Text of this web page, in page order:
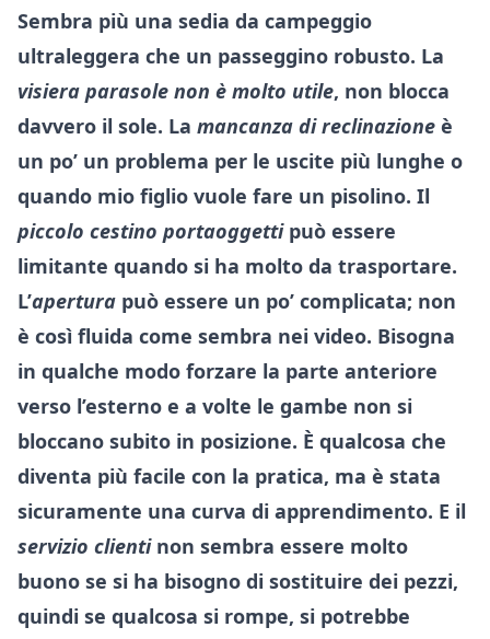
Sembra più una sedia da campeggio
ultraleggera che un passeggino robusto. La
visiera parasole non è molto utile, non blocca
davvero il sole. La mancanza di reclinazione è
un po’ un problema per le uscite più lunghe o
quando mio figlio vuole fare un pisolino. Il
piccolo cestino portaoggettipuò essere
limitante quando si ha molto da trasportare.
L’apertura può essere un po’ complicata; non
è così fluida come sembra nei video. Bisogna
in qualche modo forzare la parte anteriore
verso l’esterno e a volte le gambe non si
bloccano subito in posizione. È qualcosa che
diventa più facile con la pratica, ma è stata
sicuramente una curva di apprendimento. E il
servizio clientinon sembra essere molto
buono se si ha bisogno di sostituire dei pezzi,
quindi se qualcosa si rompe, si potrebbe